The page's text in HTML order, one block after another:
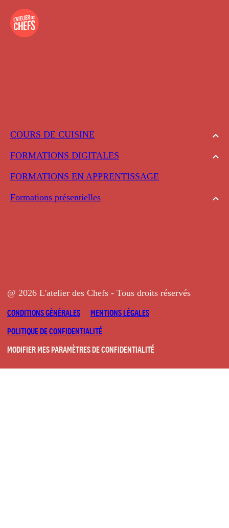
COURS DE CUISINE
FORMATIONS DIGITALES
FORMATIONS EN APPRENTISSAGE
Formations présentielles
@ 2026 L'atelier des Chefs - Tous droits réservés
CONDITIONS GÉNÉRALES
MENTIONS LÉGALES
POLITIQUE DE CONFIDENTIALITÉ
MODIFIER MES PARAMÈTRES DE CONFIDENTIALITÉ